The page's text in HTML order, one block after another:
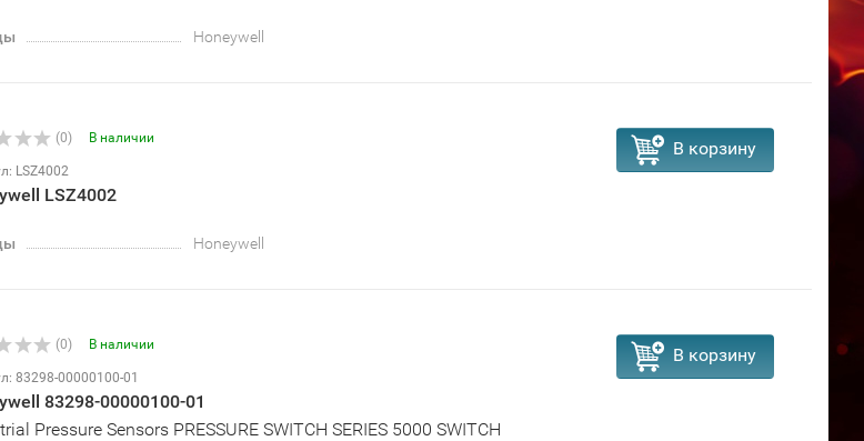
Honeywell
(0) В наличии
LSZ4002
LSZ4002
Honeywell
В корзину
(0) В наличии
83298-00000100-01
83298-00000100-01
Pressure Sensors PRESSURE SWITCH SERIES 5000 SWITCH
В корзину